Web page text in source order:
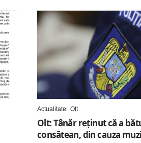
Actualitate Olt
Olt: Tânăr reţinut că a
consătean, din cauza